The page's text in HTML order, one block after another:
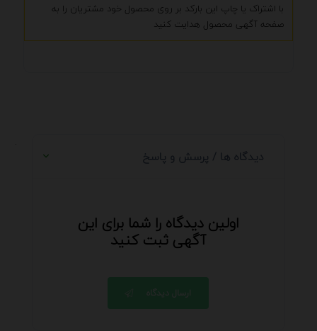
با اشتراک یا چاپ این بارکد بر روی محصول خود مشتریان را به
صفحه آگهی محصول هدایت کنید
دیدگاه ها / پرسش و پاسخ
اولین دیدگاه را شما برای این
آگهی ثبت کنید
ارسال دیدگاه
.